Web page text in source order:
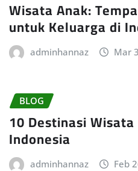
Wisata Anak:
untuk Keluarga di
adminhannaz Mar
BLOG
10 Destinasi
Indonesia
adminhannaz Feb